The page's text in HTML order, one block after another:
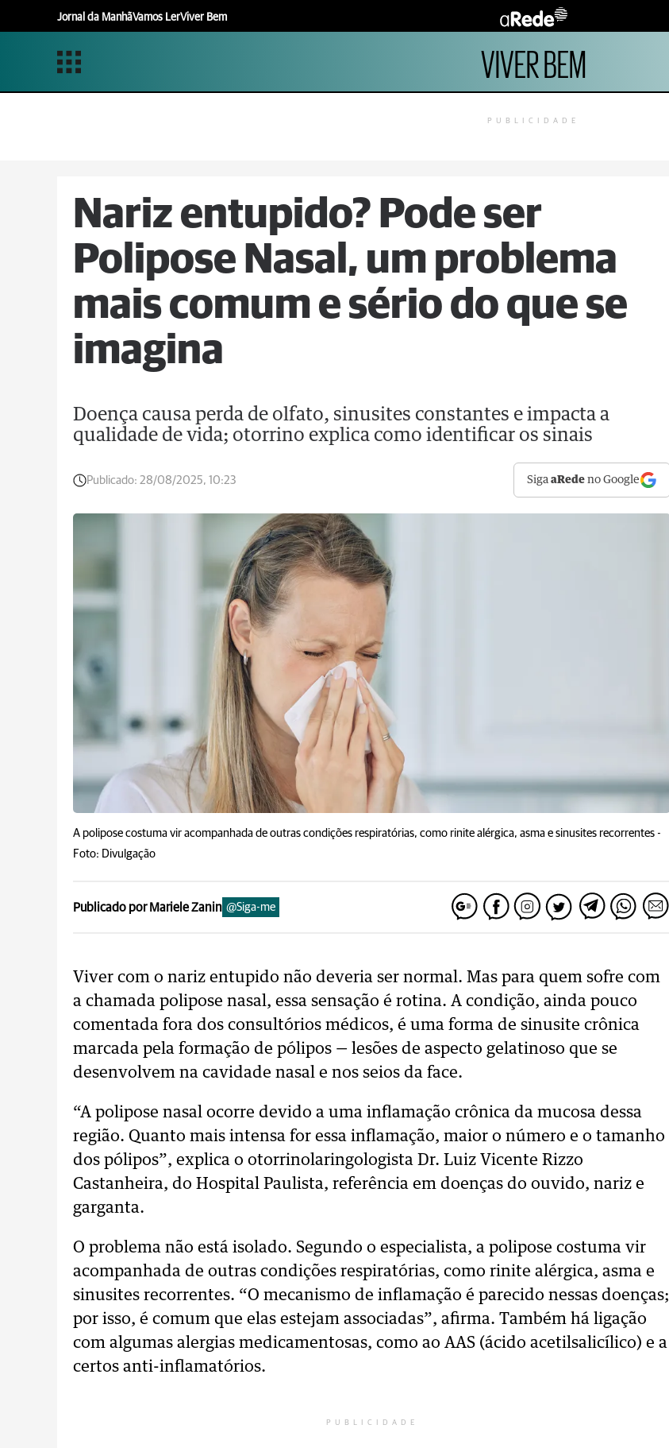
Jornal da ManhãVamos LerViver Bem
VIVER BEM
PUBLICIDADE
Nariz entupido? Pode ser
Polipose Nasal, um problema
mais comum e sério do que se
imagina
Doença causa perda de olfato, sinusites constantes e impacta a
qualidade de vida; otorrino explica como identificar os sinais
Publicado: 28/08/2025, 10:23 SigaaRede no Google
A polipose costuma vir acompanhada de outras condições respiratórias, como rinite alérgica, asma e sinusites recorrentes -
Foto: Divulgação
Publicado por Mariele Zanin @Siga-me
Viver com o nariz entupido não deveria ser normal. Mas para quem sofre com
a chamada polipose nasal, essa sensação é rotina. A condição, ainda pouco
comentada fora dos consultórios médicos, é uma forma de sinusite crônica
marcada pela formação de pólipos — lesões de aspecto gelatinoso que se
desenvolvem na cavidade nasal e nos seios da face.
“A polipose nasal ocorre devido a uma inflamação crônica da mucosa dessa
região. Quanto mais intensa for essa inflamação, maior o número e o tamanho
dos pólipos”, explica o otorrinolaringologista Dr. Luiz Vicente Rizzo
Castanheira, do Hospital Paulista, referência em doenças do ouvido, nariz e
garganta.
O problema não está isolado. Segundo o especialista, a polipose costuma vir
acompanhada de outras condições respiratórias, como rinite alérgica, asma e
sinusites recorrentes. “O mecanismo de inflamação é parecido nessas doenças;
por isso, é comum que elas estejam associadas”, afirma. Também há ligação
com algumas alergias medicamentosas, como ao AAS (ácido acetilsalicílico) e a
certos anti-inflamatórios.
PUBLICIDADE